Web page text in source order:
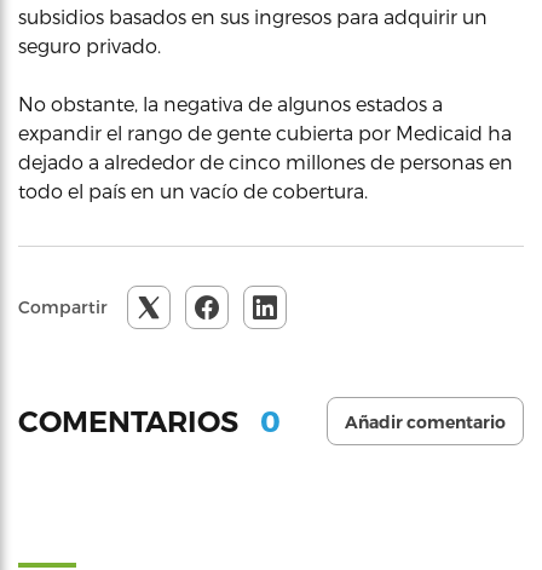
subsidios basados en sus ingresos para adquirir un
seguro privado.
No obstante, la negativa de algunos estados a
expandir el rango de gente cubierta por Medicaid ha
dejado a alrededor de cinco millones de personas en
todo el país en un vacío de cobertura.
Compartir
COMENTARIOS 0 Añadir comentario